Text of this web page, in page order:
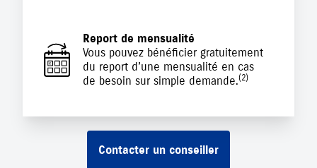
Report de mensualité
Vous pouvez bénéficier gratuitement
du report d’une mensualité en cas
de besoin sur simple demande.(2)
Contacter un conseiller